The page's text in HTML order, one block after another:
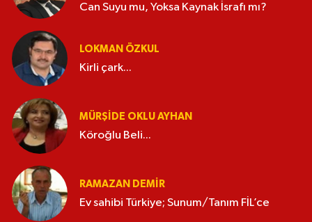
Can Suyu mu, Yoksa Kaynak İsrafı mı?
LOKMAN ÖZKUL
Kirli çark...
MÜRŞIDE OKLU AYHAN
Köroğlu Beli...
RAMAZAN DEMİR
Ev sahibi Türkiye; Sunum/Tanım FİL’ce